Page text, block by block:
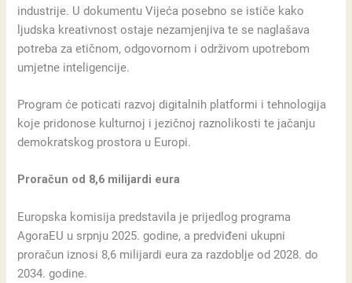
industrije. U dokumentu Vijeća posebno se ističe kako
ljudska kreativnost ostaje nezamjenjiva te se naglašava
potreba za etičnom, odgovornom i održivom upotrebom
umjetne inteligencije.
Program će poticati razvoj digitalnih platformi i tehnologija
koje pridonose kulturnoj i jezičnoj raznolikosti te jačanju
demokratskog prostora u Europi.
Proračun od 8,6 milijardi eura
Europska komisija predstavila je prijedlog programa
AgoraEU u srpnju 2025. godine, a predviđeni ukupni
proračun iznosi 8,6 milijardi eura za razdoblje od 2028. do
2034. godine.